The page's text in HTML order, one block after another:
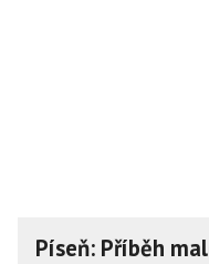
Píseň: Příběh